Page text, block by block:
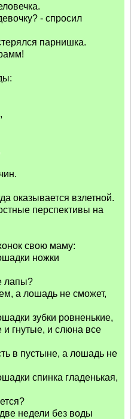
- спросил
парнишка.
оказывается взлетной.
перспективы на
свою маму:
ножки
лапы?
а лошадь не сможет,
зубки ровненькие,
и гнутые, и слюна все
в пустыне, а лошадь не
спинка гладенькая,
недели без воды